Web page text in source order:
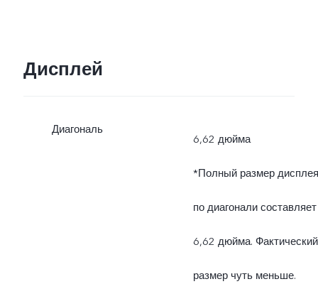
Дисплей
Диагональ
6,62 дюйма
*Полный размер дисплея
по диагонали составляет
6,62 дюйма. Фактический
размер чуть меньше.